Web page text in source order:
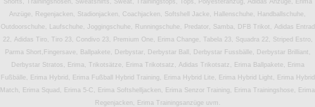
Shorts, Trainingshosen, Sweatshirts, Sweat, Trainingstops, Tops, Polyesteranzug, Adidas Anzüge, Erima
Anzüge, Regenjacken, Stadionjacken, Coachjacken, Softshell Jacke, Hallenschuhe, Handballschuhe,
Outdoorschuhe, Laufschuhe, Joggingschuhe, Runningschuhe, Predator, Samba, DFB Trikot, Adidas Entrad
22, Adidas Tiro, Tiro 23, Condivo 23, Premium One, Erima Change, Tabela 23, Squadra 22, Striped Estro,
Parma Short,Fingersave, Ballpakete, Derbystar, Derbystar Ball, Derbystar Fussbälle, Derbystar Brilliant,
Derbystar Stratos, Erima, Trikotsätze, Erima Trikotsatz, Adidas Trikotsatz, Erima Ballpakete, Erima
Fußbälle, Erima Hybrid, Erima Fußball Hybrid Training, Erima Hybrid Lite, Erima Hybrid Light, Erima Hybrid
Match, Erima Squad, Erima 5-C, Erima Softshelljacken, Erima Senzor Training, Erima Trainingshose, Erima
Regenjacken, Erima Trainingsanzüge uvm.